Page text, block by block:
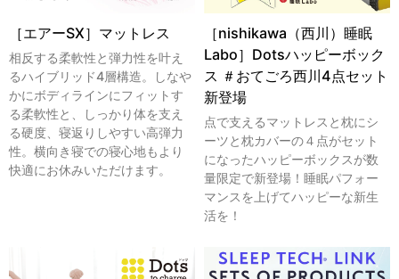
［エアーSX］マットレス
相反する柔軟性と弾力性を叶え
るハイブリッド4層構造。しなや
かにボディラインにフィットす
る柔軟性と、しっかり体を支え
る硬度、寝返りしやすい高弾力
性。横向き寝での寝心地もより
快適にお休みいただけます。
［nishikawa（西川）睡眠
Labo］Dotsハッピーボック
ス ＃おてごろ西川4点セット
新登場
点で支えるマットレスと枕にシ
ーツと枕カバーの４点がセット
になったハッピーボックスが数
量限定で新登場！睡眠パフォー
マンスを上げてハッピーな新生
活を！